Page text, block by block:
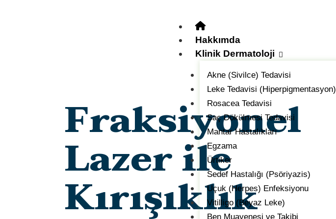
Hakkımda
Klinik Dermatoloji
Akne (Sivilce) Tedavisi
Leke Tedavisi (Hiperpigmentasyon)
Rosacea Tedavisi
Saç Dökülmesi Tedavisi
Mantar Hastalıkları
Egzama
Ürtiker
Sedef Hastalığı (Psöriyazis)
Uçuk (Herpes) Enfeksiyonu
Vitilligo (Beyaz Leke)
Ben Muayenesi ve Takibi
Fraksiyonel
Lazer ile
Kırışıklık